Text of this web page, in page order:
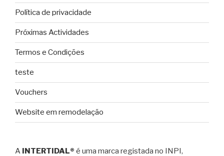
Política de privacidade
Próximas Actividades
Termos e Condições
teste
Vouchers
Website em remodelação
A INTERTIDAL® é uma marca registada no INPI,